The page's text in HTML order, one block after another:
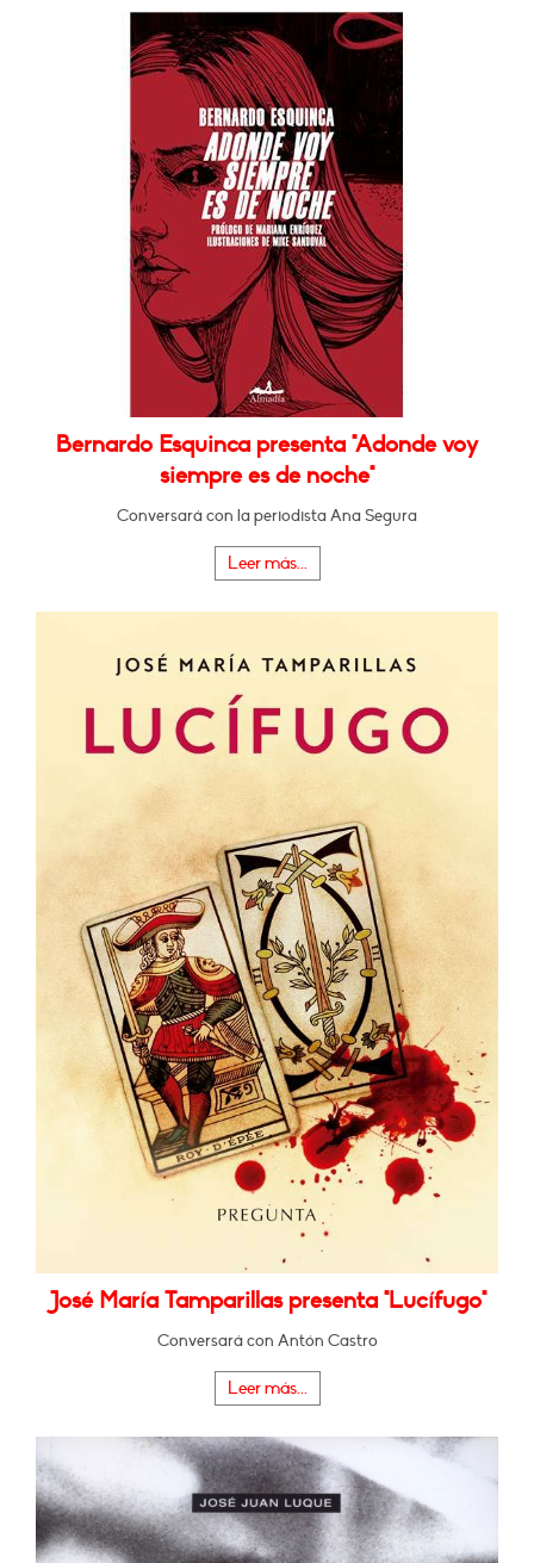
Bernardo Esquinca presenta "Adonde voy
siempre es de noche"
Conversará con la periodista Ana Segura
Leer más...
José María Tamparillas presenta "Lucífugo"
Conversará con Antón Castro
Leer más...